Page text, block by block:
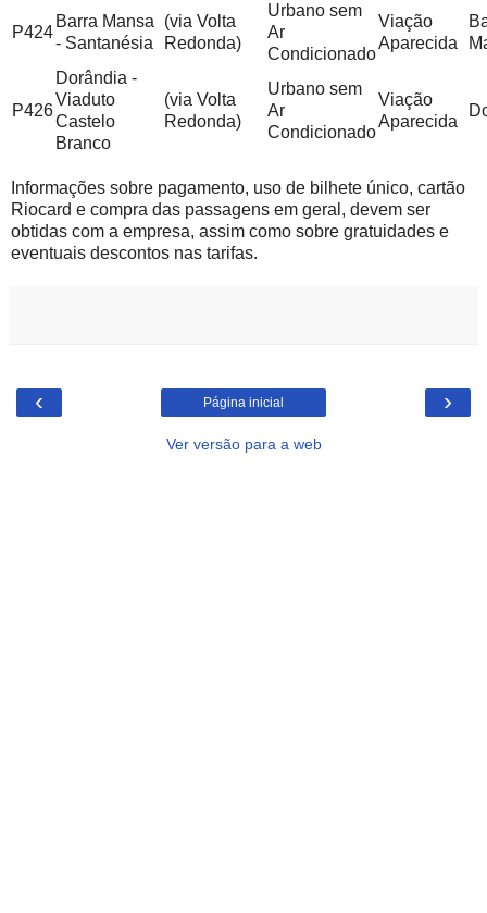
P424
Barra Mansa
- Santanésia
(via Volta
Redonda)
Urbano sem
Ar
Condicionado
Viação
Aparecida
P426
Dorândia -
Viaduto
Castelo
Branco
(via Volta
Redonda)
Urbano sem
Ar
Condicionado
Viação
Aparecida
Informações sobre pagamento, uso de bilhete único, cartão
Riocard e compra das passagens em geral, devem ser
obtidas com a empresa, assim como sobre gratuidades e
eventuais descontos nas tarifas.
‹ ›
Página inicial
Ver versão para a web